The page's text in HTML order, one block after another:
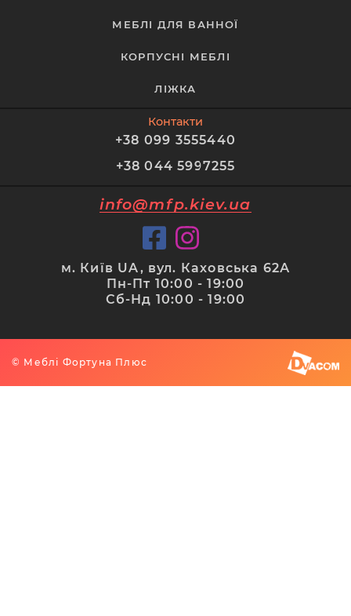
МЕБЛІ ДЛЯ ВАННОЇ
КОРПУСНІ МЕБЛІ
ЛІЖКА
Контакти
+38 099 3555440
+38 044 5997255
info@mfp.kiev.ua
м. Київ UA, вул. Каховська 62А
Пн-Пт 10:00 - 19:00
Сб-Нд 10:00 - 19:00
© Меблі Фортуна Плюс